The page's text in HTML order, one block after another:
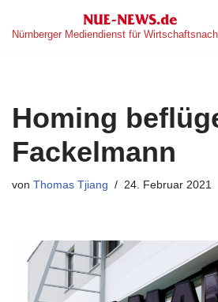
Zum
Nürnberger Mediendienst für
Homing
Fackelmann
von Thomas Tjiang 24. Februar 2021